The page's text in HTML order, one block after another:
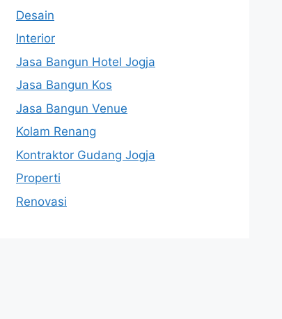
Desain
Interior
Jasa Bangun Hotel Jogja
Jasa Bangun Kos
Jasa Bangun Venue
Kolam Renang
Kontraktor Gudang Jogja
Properti
Renovasi